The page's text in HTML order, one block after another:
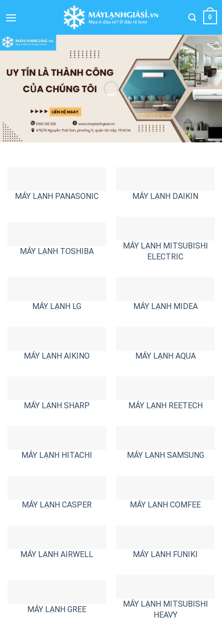
qua
dung
0
MÁY LẠNH PANASONIC MÁY LẠNH DAIKIN
MÁY LẠNH TOSHIBA
MÁY LẠNH MITSUBISHI
ELECTRIC
MÁY LẠNH LG MÁY LẠNH MIDEA
MÁY LẠNH AIKINO MÁY LẠNH AQUA
MÁY LẠNH SHARP MÁY LẠNH REETECH
MÁY LẠNH HITACHI MÁY LẠNH SAMSUNG
MÁY LẠNH CASPER MÁY LẠNH COMFEE
MÁY LẠNH AIRWELL MÁY LẠNH FUNIKI
MÁY LẠNH GREE
MÁY LẠNH MITSUBISHI
HEAVY